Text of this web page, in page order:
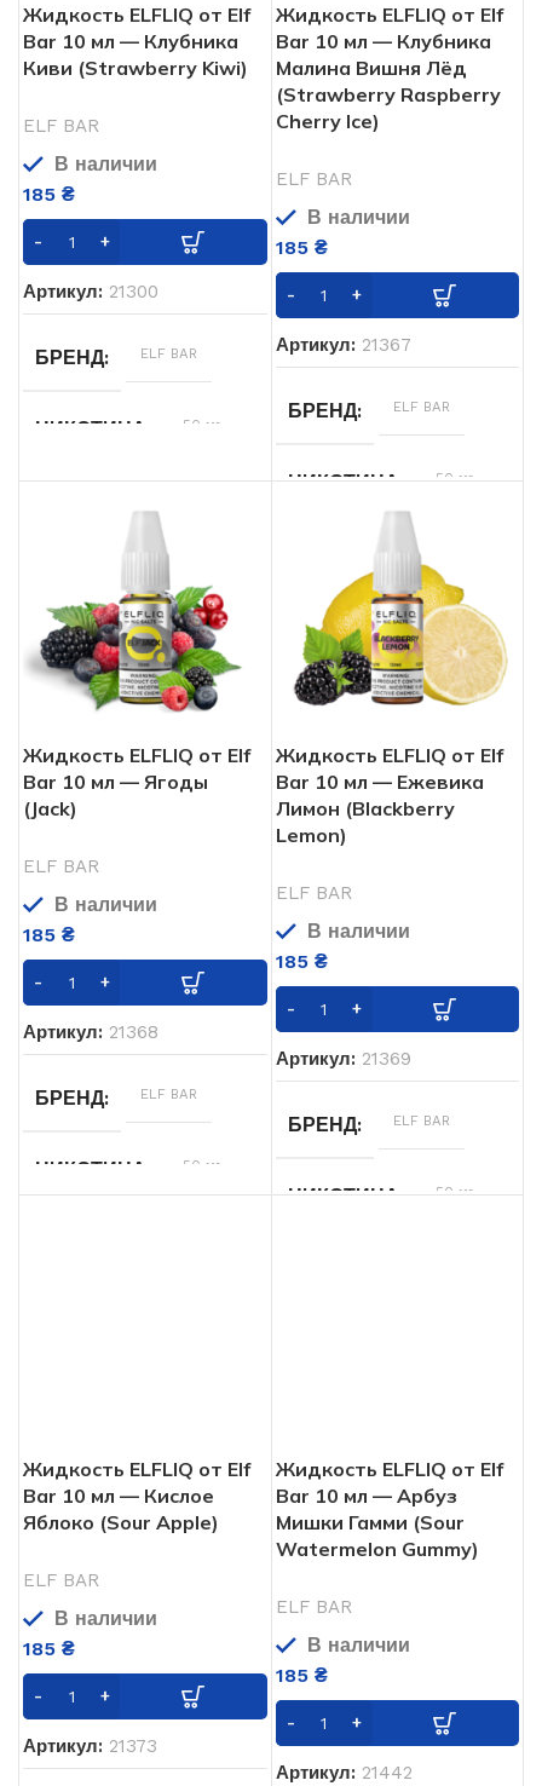
Жидкость ELFLIQ от Elf
Bar 10 мл — Клубника
Киви (Strawberry Kiwi)
ELF BAR
В наличии
185 ₴
Артикул: 21300
БРЕНД ELF BAR
НИКОТИНА 50 мг
Жидкость ELFLIQ от Elf
Bar 10 мл — Клубника
Малина Вишня Лёд
(Strawberry Raspberry
Cherry Ice)
ELF BAR
В наличии
185 ₴
Артикул: 21367
БРЕНД ELF BAR
НИКОТИНА 50 мг
Жидкость ELFLIQ от Elf
Bar 10 мл — Ягоды
(Jack)
ELF BAR
В наличии
185 ₴
Артикул: 21368
БРЕНД ELF BAR
НИКОТИНА 50 мг
Жидкость ELFLIQ от Elf
Bar 10 мл — Ежевика
Лимон (Blackberry
Lemon)
ELF BAR
В наличии
185 ₴
Артикул: 21369
БРЕНД ELF BAR
НИКОТИНА 50 мг
Жидкость ELFLIQ от Elf
Bar 10 мл — Кислое
Яблоко (Sour Apple)
ELF BAR
В наличии
185 ₴
Артикул: 21373
Жидкость ELFLIQ от Elf
Bar 10 мл — Арбуз
Мишки Гамми (Sour
ELF BAR
В наличии
185₴